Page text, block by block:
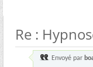
Re :
Envoyé par